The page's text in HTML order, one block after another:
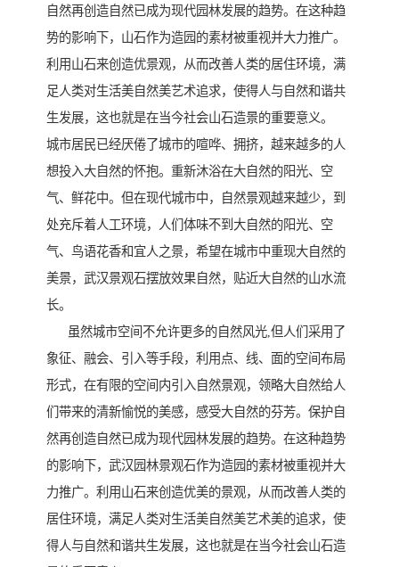
自然再创造自然已成为现代园林发展的趋势。在这种趋
势的影响下，山石作为造园的素材被重视并大力推广。
利用山石来创造优景观，从而改善人类的居住环境，满
足人类对生活美自然美艺术追求，使得人与自然和谐共
生发展，这也就是在当今社会山石造景的重要意义。
城市居民已经厌倦了城市的喧哗、拥挤，越来越多的人
想投入大自然的怀抱。重新沐浴在大自然的阳光、空
气、鲜花中。但在现代城市中，自然景观越来越少，到
处充斥着人工环境，人们体味不到大自然的阳光、空
气、鸟语花香和宜人之景，希望在城市中重现大自然的
美景，武汉景观石摆放效果自然，贴近大自然的山水流
长。
虽然城市空间不允许更多的自然风光,但人们采用了
象征、融会、引入等手段，利用点、线、面的空间布局
形式，在有限的空间内引入自然景观，领略大自然给人
们带来的清新愉悦的美感，感受大自然的芬芳。保护自
然再创造自然已成为现代园林发展的趋势。在这种趋势
的影响下，武汉园林景观石作为造园的素材被重视并大
力推广。利用山石来创造优美的景观，从而改善人类的
居住环境，满足人类对生活美自然美艺术美的追求，使
得人与自然和谐共生发展，这也就是在当今社会山石造